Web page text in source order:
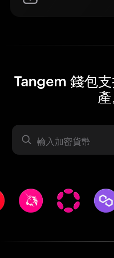
Tangem 錢包
產
資產